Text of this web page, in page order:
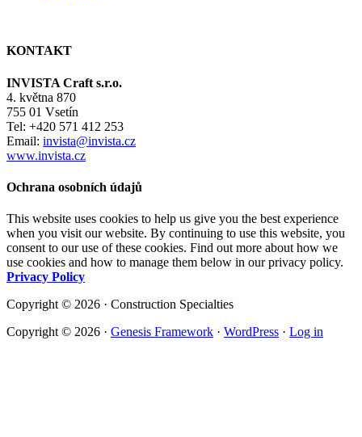
KONTAKT
INVISTA Craft s.r.o.
4. května 870
755 01 Vsetín
Tel: +420 571 412 253
Email: invista@invista.cz
www.invista.cz
Ochrana osobních údajů
This website uses cookies to help us give you the best experience
when you visit our website. By continuing to use this website, you
consent to our use of these cookies. Find out more about how we
use cookies and how to manage them below in our privacy policy.
Privacy Policy
Copyright © 2026 · Construction Specialties
Copyright © 2026 · Genesis Framework · WordPress · Log in